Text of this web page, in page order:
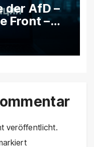
der AfD –
Front –
Putins
veröffentlicht.